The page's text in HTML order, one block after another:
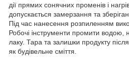
дії прямих сонячних променів і
допускається замерзання та
Під час нанесення розпиленням
Робочі інструменти промити водою,
лаку. Тара та залишки продукту
як будівельне сміття.